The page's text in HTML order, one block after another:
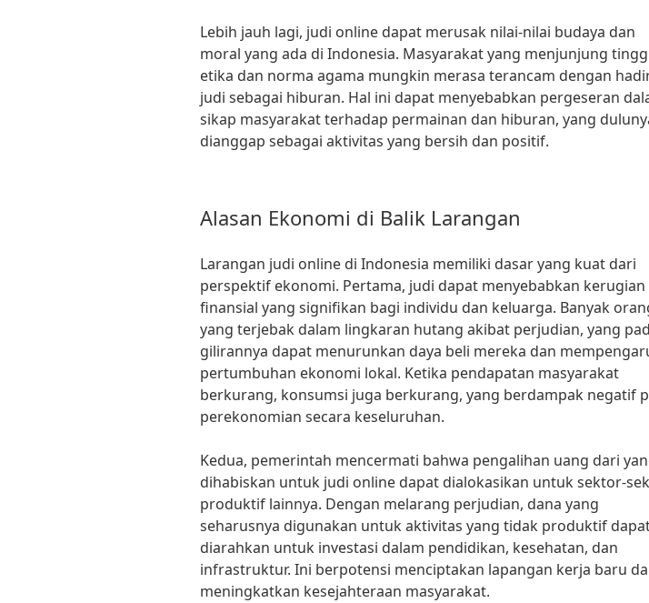
Lebih jauh lagi, judi online dapat merusak nilai-nilai budaya dan
moral yang ada di Indonesia. Masyarakat yang menjunjung
etika dan norma agama mungkin merasa terancam dengan
judi sebagai hiburan. Hal ini dapat menyebabkan pergeseran
sikap masyarakat terhadap permainan dan hiburan, yang
dianggap sebagai aktivitas yang bersih dan positif.
Alasan Ekonomi di Balik Larangan
Larangan judi online di Indonesia memiliki dasar yang kuat dari
perspektif ekonomi. Pertama, judi dapat menyebabkan kerugian
finansial yang signifikan bagi individu dan keluarga. Banyak
yang terjebak dalam lingkaran hutang akibat perjudian, yang
gilirannya dapat menurunkan daya beli mereka dan
pertumbuhan ekonomi lokal. Ketika pendapatan masyarakat
berkurang, konsumsi juga berkurang, yang berdampak negatif
perekonomian secara keseluruhan.
Kedua, pemerintah mencermati bahwa pengalihan uang dari
dihabiskan untuk judi online dapat dialokasikan untuk sektor-
produktif lainnya. Dengan melarang perjudian, dana yang
seharusnya digunakan untuk aktivitas yang tidak produktif
diarahkan untuk investasi dalam pendidikan, kesehatan, dan
infrastruktur. Ini berpotensi menciptakan lapangan kerja baru
meningkatkan kesejahteraan masyarakat.